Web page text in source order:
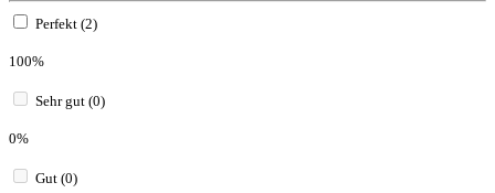
Perfekt (2)
100%
Sehr gut (0)
0%
Gut (0)